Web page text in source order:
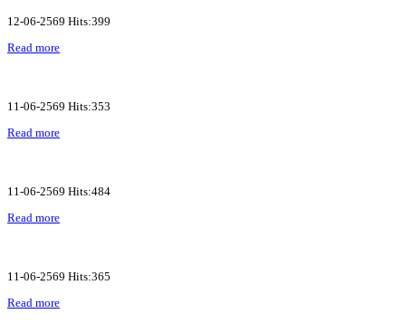
12-06-2569 Hits:399
Read more
11-06-2569 Hits:353
Read more
11-06-2569 Hits:484
Read more
11-06-2569 Hits:365
Read more